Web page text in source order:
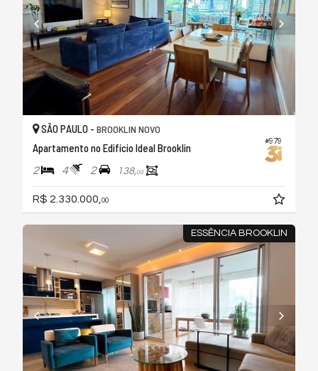
#979
SÃO PAULO - BROOKLIN NOVO
Apartamento no Edifício Ideal Brooklin
2 4 2 138,00
R$ 2.330.000,00
ESSÊNCIA BROOKLIN